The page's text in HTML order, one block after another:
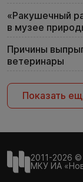
«Ракушечный
в музее
Причины
ветеринары
Показать
2011-2026 ©
МКУ ИА